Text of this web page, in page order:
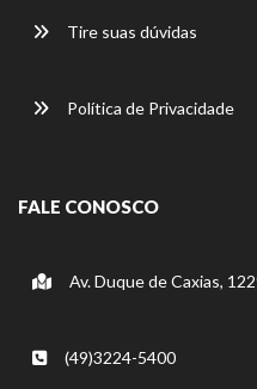
Tire suas dúvidas
Política de Privacidade
FALE CONOSCO
Av. Duque de Caxias,
(49)3224-5400